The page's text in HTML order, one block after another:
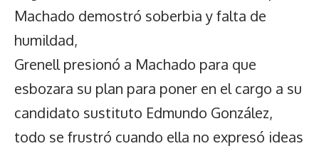
Machado demostró soberbia y falta de
humildad,
Grenell presionó a Machado para que
esbozara su plan para poner en el cargo a su
candidato sustituto Edmundo González,
todo se frustró cuando ella no expresó ideas